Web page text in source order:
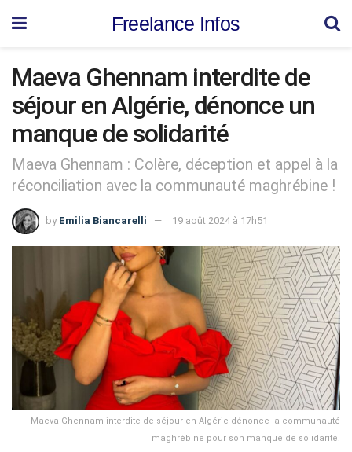
Freelance Infos
Maeva Ghennam interdite de
séjour en Algérie, dénonce un
manque de solidarité
Maeva Ghennam : Colère, déception et appel à la
réconciliation avec la communauté maghrébine !
by Emilia Biancarelli 19 août 2024 à 17h51
Maeva Ghennam interdite de séjour en Algérie dénonce la communauté
maghrébine pour son manque de solidarité.